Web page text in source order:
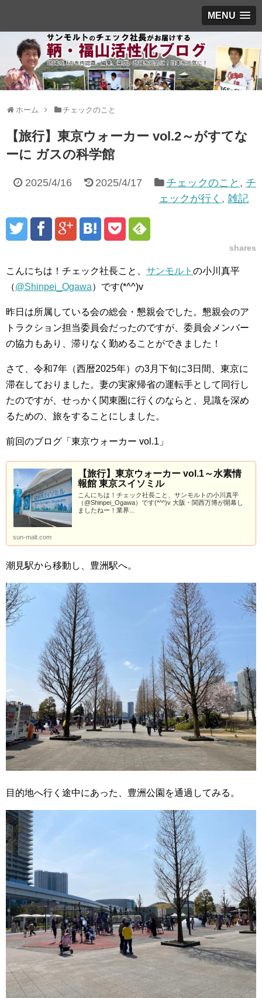
MENU
ホーム チェックのこと
【旅行】東京ウォーカー vol.2～がすてな
ーに ガスの科学館
2025/4/16 2025/4/17 チェックのこと , チ
ェックが行く ,雑記
shares
こんにちは！チェック社長こと、 サンモルト の小川真平
（@Shinpei_Ogawa）です(*^^)v
昨日は所属している会の総会・懇親会でした。懇親会のア
トラクション担当委員会だったのですが、委員会メンバー
の協力もあり、滞りなく勤めることができました！
さて、令和7年（西暦2025年）の3月下旬に3日間、東京に
滞在しておりました。妻の実家帰省の運転手として同行し
たのですが、せっかく関東圏に行くのならと、見識を深め
るための、旅をすることにしました。
前回のブログ「東京ウォーカー vol.1」
【旅行】東京ウォーカー vol.1～水素情
報館 東京スイソミル
こんにちは！チェック社長こと、サンモルトの小川真平
（@Shinpei_Ogawa）です(*^^)v 大阪・関西万博が開幕し
ましたねー！業界...
sun-malt.com
潮見駅から移動し、豊洲駅へ。
目的地へ行く途中にあった、豊洲公園を通過してみる。